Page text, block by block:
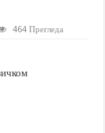
464 Прегледа